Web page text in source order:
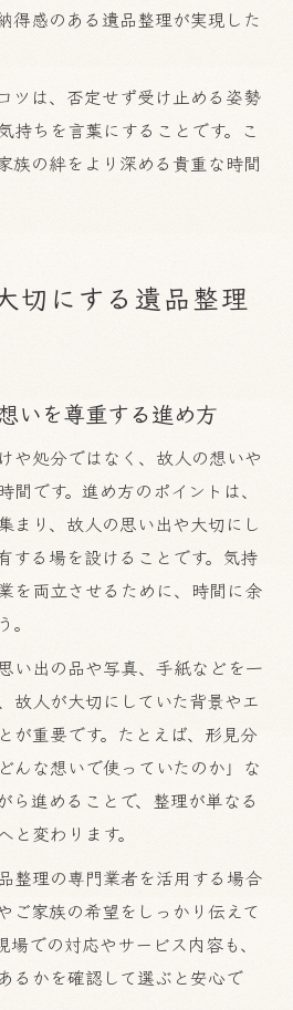
得感のある遺品整理が実現した
ツは、否定せず受け止める姿勢
持ちを言葉にすることです。こ
族の絆をより深める貴重な時間
切にする遺品整理
いを尊重する進め方
や処分ではなく、故人の想いや
間です。進め方のポイントは、
まり、故人の思い出や大切にし
する場を設けることです。気持
を両立させるために、時間に余
い出の品や写真、手紙などを一
故人が大切にしていた背景やエ
が重要です。たとえば、形見分
んな想いで使っていたのか」な
ら進めることで、整理が単なる
変わります。
整理の専門業者を活用する場合
ご家族の希望をしっかり伝えて
での対応やサービス内容も、
るかを確認して選ぶと安心で